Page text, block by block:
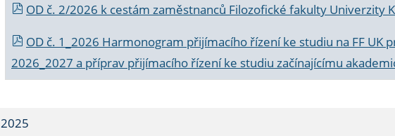
OD č. 2/2026 k cestám zaměstnanců Filozofické fakulty Univerzity
OD č. 1_2026 Harmonogram přijímacího řízení ke studiu na FF UK
2026_2027 a příprav přijímacího řízení ke studiu začínajícímu
2025